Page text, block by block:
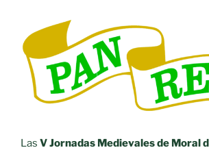
Las V Jornadas Medievales de Moral